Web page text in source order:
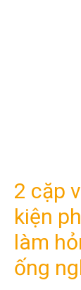
2 cặp
kiện
làm
ống